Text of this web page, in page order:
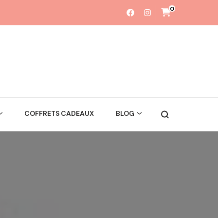
0
COFFRETS CADEAUX BLOG